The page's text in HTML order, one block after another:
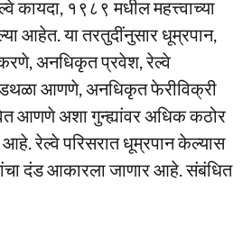
कायदा, १९८९ मधील महत्त्वाच्या
आहेत. या तरतुदींनुसार धूम्रपान,
अनधिकृत प्रवेश, रेल्वे
आणणे, अनधिकृत फेरीविक्री
आणणे अशा गुन्ह्यांवर अधिक कठोर
आहे. रेल्वे परिसरात धूम्रपान केल्यास
दंड आकारला जाणार आहे. संबंधित